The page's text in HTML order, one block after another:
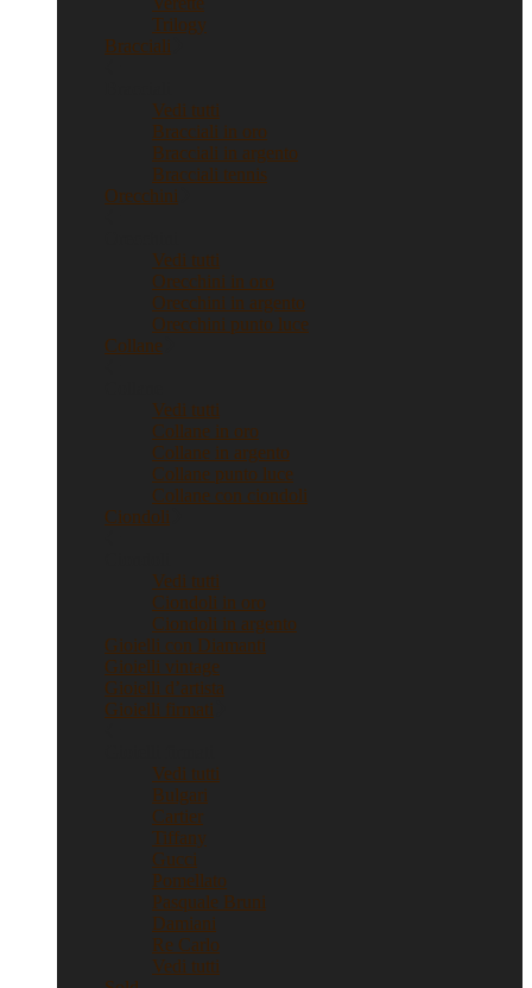
Trilogy
Bracciali
Vedi tutti
Bracciali in oro
Bracciali in argento
Bracciali tennis
Orecchini
Vedi tutti
Orecchini in oro
Orecchini in argento
Orecchini punto luce
Collane
Vedi tutti
Collane in oro
Collane in argento
Collane punto luce
Collane con ciondoli
Ciondoli
Vedi tutti
Ciondoli in oro
Ciondoli in argento
Gioielli con Diamanti
Gioielli vintage
Gioielli d’artista
Gioielli firmati
Vedi tutti
Bulgari
Cartier
Tiffany
Gucci
Pomellato
Pasquale Bruni
Damiani
Re Carlo
Vedi tutti